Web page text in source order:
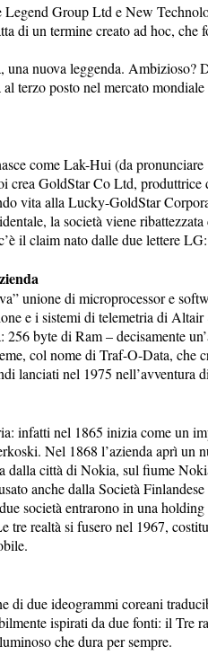
Legend Group Ltd e New
di un termine creato ad hoc,
una nuova leggenda. Ambizioso?
terzo posto nel mercato
come Lak-Hui (da
crea GoldStar Co Ltd,
vita alla Lucky-GoldStar
la società viene
il claim nato dalle due lettere
unione di microprocessor e
e i sistemi di telemetria di
256 byte di Ram – decisamente
col nome di Traf-O-Data, che
lanciati nel 1975 nell’avventura
infatti nel 1865 inizia come un
Nel 1868 l’azienda aprì un
dalla città di Nokia, sul fiume
anche dalla Società
società entrarono in una
tre realtà si fusero nel 1967,
di due ideogrammi coreani
ispirati da due fonti: il Tre
che dura per sempre.